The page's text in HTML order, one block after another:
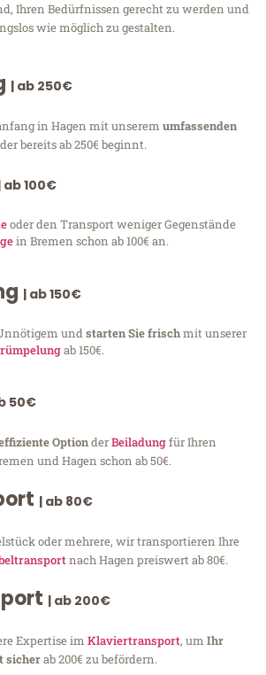
Ihren Bedürfnissen gerecht zu werden und
wie möglich zu gestalten.
| ab 250€
in Hagen mit unserem umfassenden
bereits ab 250€ beginnt.
ab 100€
oder den Transport weniger Gegenstände
in Bremen schon ab 100€ an.
| ab 150€
undstarten Sie frischmit unserer
ab 150€.
50€
OptionderBeiladungfür Ihren
und Hagen schon ab 50€.
| ab 80€
oder mehrere, wir transportieren Ihre
nach Hagen preiswert ab 80€.
| ab 200€
Expertise im Klaviertransport, um Ihr
sicherab 200€ zu befördern.